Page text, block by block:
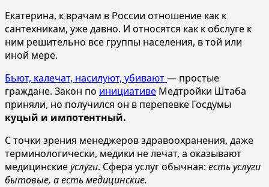
Екатерина, к врачам в России отношение как к
сантехникам, уже давно. И относятся как к обслуге к
ним решительно все группы населения, в той или
иной мере.
Бьют, калечат, насилуют, убивают— простые
граждане. Закон по инициативе Медтройки Штаба
приняли, но получился он в перепевке Госдумы
куцый и импотентный.
С точки зрения менеджеров здравоохранения, даже
терминологически, медики не лечат, а оказывают
медицинскиеуслуги. Сфера услуг обычная: есть услуги
бытовые, а есть медицинские.